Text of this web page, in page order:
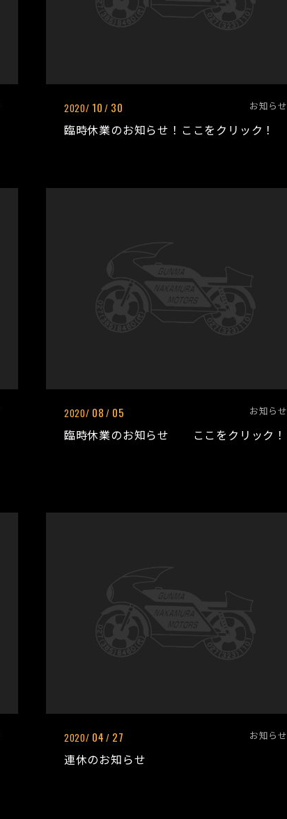
2020/ 10 / 30 お知らせ
臨時休業のお知らせ！ここをクリック！
2020/ 08 / 05 お知らせ
臨時休業のお知らせ ここをクリック！
2020/ 04 / 27 お知らせ
連休のお知らせ